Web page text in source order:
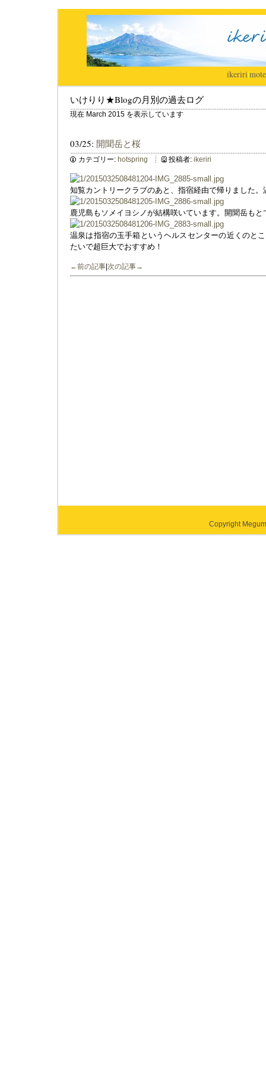
ikeriri|
いけりり★Blogの月別の過去ログ
現在 March 2015 を表示しています
03/25: 開聞岳と桜
カテゴリー: hotspring 投稿者: ikeriri
知覧カントリークラブのあと、指宿経由で帰りました
鹿児島もソメイヨシノが結構咲いています。開聞岳もと
温泉は指宿の玉手箱というヘルスセンターの近くのと
たいで超巨大でおすすめ！
←前の記事 次の記事→
Copyright